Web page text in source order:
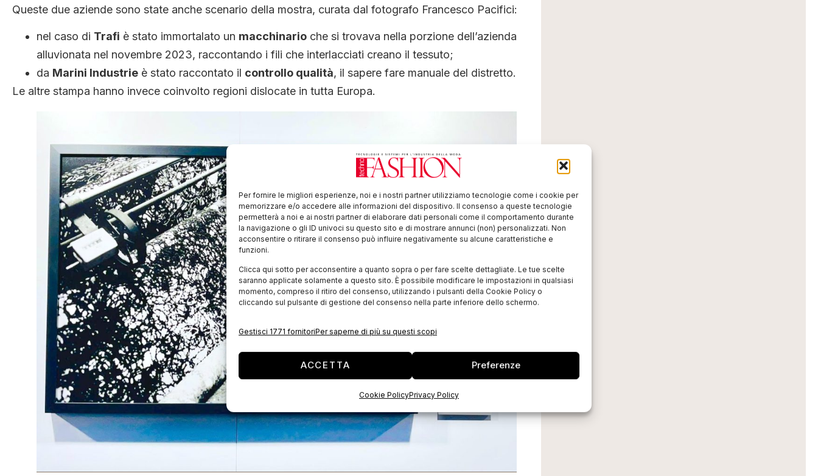
Per fornire le migliori esperienze, noi e i nostri partner utilizziamo tecnologie come i cookie per
memorizzare e/o accedere alle informazioni del dispositivo. Il consenso a queste tecnologie
permetterà a noi e ai nostri partner di elaborare dati personali come il comportamento durante
la navigazione o gli ID univoci su questo sito e di mostrare annunci (non) personalizzati. Non
acconsentire o ritirare il consenso può influire negativamente su alcune caratteristiche e
funzioni.
Clicca qui sotto per acconsentire a quanto sopra o per fare scelte dettagliate. Le tue scelte
saranno applicate solamente a questo sito. È possibile modificare le impostazioni in qualsiasi
momento, compreso il ritiro del consenso, utilizzando i pulsanti della Cookie Policy o
cliccando sul pulsante di gestione del consenso nella parte inferiore dello schermo.
Gestisci 1771 fornitoriPer saperne di più su questi scopi
ACCETTA Preferenze
Cookie PolicyPrivacy Policy
Queste due aziende sono state anche scenario della mostra, curata dal fotografo Francesco Pacifici:
nel caso di Trafi è stato immortalato un macchinario che si trovava nella porzione dell’azienda
alluvionata nel novembre 2023, raccontando i fili che interlacciati creano il tessuto;
da Marini Industrie è stato raccontato il controllo qualità, il sapere fare manuale del distretto.
Le altre stampa hanno invece coinvolto regioni dislocate in tutta Europa.